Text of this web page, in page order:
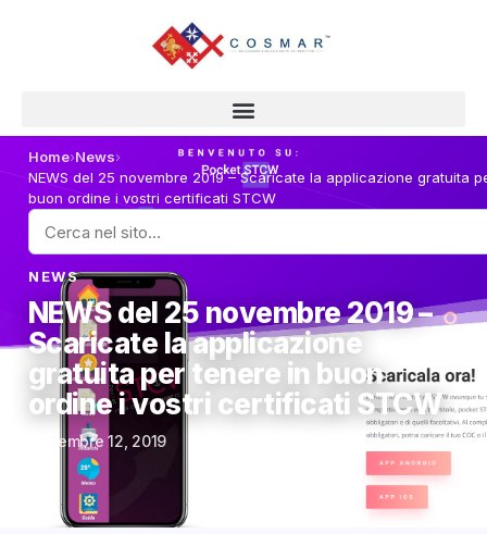
Home›News›
NEWS del 25 novembre 2019 – Scaricate la applicazione gratuita
buon ordine i vostri certificati STCW
NEWS
NEWS del 25 novembre 2019 –
Scaricate la applicazione
gratuita per tenere in buon
ordine i vostri certificati STCW
Settembre 12, 2019